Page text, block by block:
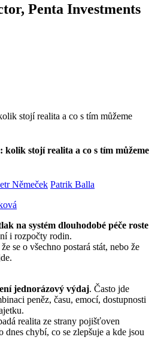
Penta Investments
stojí realita a co s tím můžeme
kolik stojí realita a co s tím můžeme
Němeček Patrik Balla
na systém dlouhodobé péče roste
i rozpočty rodin.
se o všechno postará stát, nebo že
jednorázový výdaj. Často jde
peněz, času, emocí, dostupnosti
realita ze strany pojišťoven
dnes chybí, co se zlepšuje a kde jsou